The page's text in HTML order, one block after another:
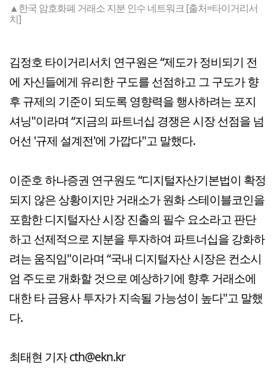
▲한국 암호화폐 거래소 지분 인수 네트워크 [출처=타이거리서
치]
김정호 타이거리서치 연구원은 “제도가 정비되기 전
에 자신들에게 유리한 구도를 선점하고 그 구도가 향
후 규제의 기준이 되도록 영향력을 행사하려는 포지
셔닝"이라며 “지금의 파트너십 경쟁은 시장 선점을 넘
어선 '규제 설계전'에 가깝다"고 말했다.
이준호 하나증권 연구원도 “디지털자산기본법이 확정
되지 않은 상황이지만 거래소가 원화 스테이블코인을
포함한 디지털자산 시장 진출의 필수 요소라고 판단
하고 선제적으로 지분을 투자하여 파트너십을 강화하
려는 움직임"이라며 “국내 디지털자산 시장은 컨소시
엄 주도로 개화할 것으로 예상하기에 향후 거래소에
대한 타 금융사 투자가 지속될 가능성이 높다"고 말했
다.
최태현 기자 cth@ekn.kr